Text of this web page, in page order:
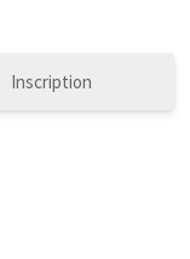
Inscription